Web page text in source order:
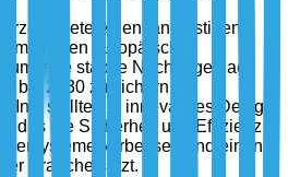
einen langfristigen
großen europäischen
um eine stabile Nachfrage nach
bis 2030 zu sichern.
Inc. stellte ein innovatives Design
das die Sicherheit und Effizienz
verbessert und einen
Branche setzt.